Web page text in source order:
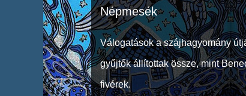
Népmesék
Válogatások a szájhagyomány
gyűjtők állítottak össze, mint
fivérek.